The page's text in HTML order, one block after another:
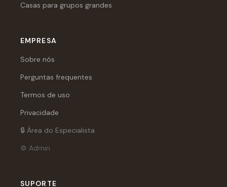
Casas para grupos grandes
EMPRESA
Sobre nós
Perguntas frequentes
Termos de uso
Privacidade
🔒 Área do Especialista
⚙️ Admin
SUPORTE